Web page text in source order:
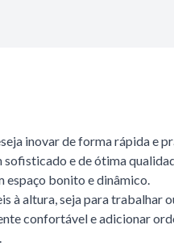
inovar de forma rápida e
e de ótima
espaço bonito e dinâmico.
à altura, seja para trabalhar
confortável e adicionar